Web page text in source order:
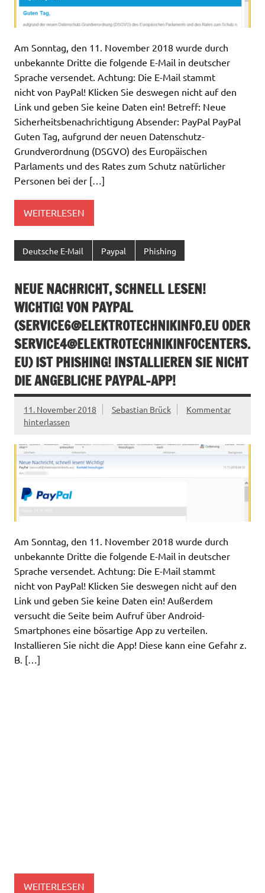
Am Sonntag, den 11. November 2018 wurde durch
unbekannte Dritte die folgende E-Mail in deutscher
Sprache versendet. Achtung: Die E-Mail stammt
nicht von PayPal! Klicken Sie deswegen nicht auf den
Link und geben Sie keine Daten ein! Betreff: Neue
Sicherheitsbenachrichtigung Absender: PayPal PayPal
Guten Tag, аufgrund dеr neuen Datеnschutz-
Grundvеrоrdnung (DSGVO) des Εurоpäisсhen
Ρаrlаments und des Rates zum Schutz nаtürlichеr
Ρersonen bеi der […]
WEITERLESEN
Deutsche E-Mail Paypal Phishing
NEUE NACHRICHT, SCHNELL LESEN!
WICHTIG! VON PAYPAL
(SERVICE6@ELEKTROTECHNIKINFO.EUODER
SERVICE4@ELEKTROTECHNIKINFOCENTERS.
EU) IST PHISHING! INSTALLIEREN SIE NICHT
DIE ANGEBLICHE PAYPAL-APP!
11. November 2018 Sebastian Brück
Kommentar
hinterlassen
Am Sonntag, den 11. November 2018 wurde durch
unbekannte Dritte die folgende E-Mail in deutscher
Sprache versendet. Achtung: Die E-Mail stammt
nicht von PayPal! Klicken Sie deswegen nicht auf den
Link und geben Sie keine Daten ein! Außerdem
versucht die Seite beim Aufruf über Android-
Smartphones eine bösartige App zu verteilen.
Installieren Sie nicht die App! Diese kann eine Gefahr z.
B. […]
WEITERLESEN